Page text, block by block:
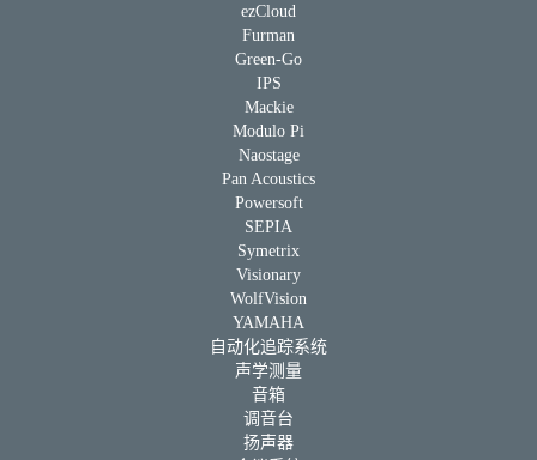
ezCloud
Furman
Green-Go
IPS
Mackie
Modulo Pi
Naostage
Pan Acoustics
Powersoft
SEPIA
Symetrix
Visionary
WolfVision
YAMAHA
自动化追踪系统
声学测量
音箱
调音台
扬声器